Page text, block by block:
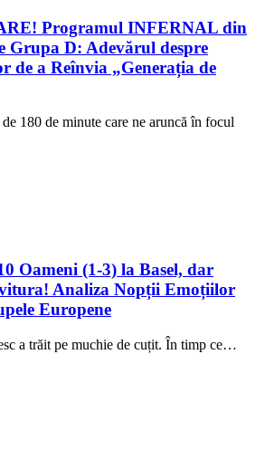
Programul INFERNAL din
Grupa D: Adevărul despre
de a Reînvia „Generația de
180 de minute care ne aruncă în focul
Oameni (1-3) la Basel, dar
Analiza Nopții Emoțiilor
Europene
a trăit pe muchie de cuțit. În timp ce…